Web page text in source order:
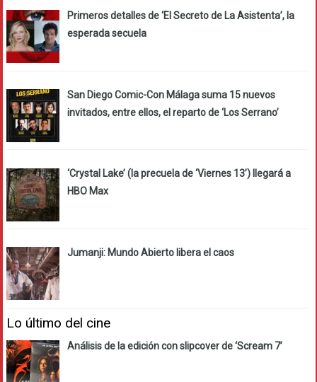
Primeros detalles de ‘El Secreto de La Asistenta’, la
esperada secuela
San Diego Comic-Con Málaga suma 15 nuevos
invitados, entre ellos, el reparto de ‘Los Serrano’
‘Crystal Lake’ (la precuela de ‘Viernes 13’) llegará a
HBO Max
Jumanji: Mundo Abierto libera el caos
Lo último del cine
Análisis de la edición con slipcover de ‘Scream 7’